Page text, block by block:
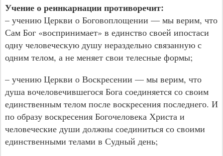
Учение о реинкарнации противоречит:
– учению Церкви о Боговоплощении — мы верим, что
Сам Бог «воспринимает» в единство своей ипостаси
одну человеческую душу нераздельно связанную с
одним телом, а не меняет свои телесные формы;
– учению Церкви о Воскресении — мы верим, что
душа вочеловечившегося Бога соединяется со своим
единственным телом после воскресения последнего. И
по образу воскресения Богочеловека Христа и
человеческие души должны соединиться со своими
единственными телами в Судный день;